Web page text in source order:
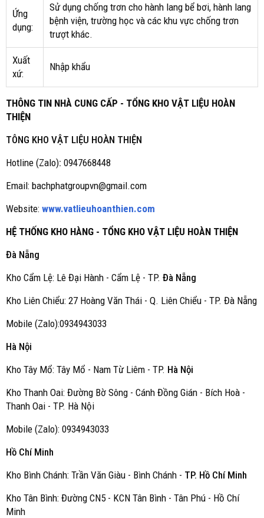
Ứng
dụng:
Sử dụng chống trơn cho hành lang bể bơi, hành lang
bệnh viện, trường học và các khu vực chống trơn
trượt khác.
Xuất
xứ:
Nhập khẩu
THÔNG TIN NHÀ CUNG CẤP - TỔNG KHO VẬT LIỆU HOÀN
THIỆN
TÔNG KHO VẬT LIỆU HOÀN THIỆN
Hotline (Zalo): 0947668448
Email: bachphatgroupvn@gmail.com
Website: www.vatlieuhoanthien.com
HỆ THỐNG KHO HÀNG - TỔNG KHO VẬT LIỆU HOÀN THIỆN
Đà Nẵng
Kho Cẩm Lệ: Lê Đại Hành - Cẩm Lệ - TP. Đà Nẵng
Kho Liên Chiểu: 27 Hoàng Văn Thái - Q. Liên Chiểu - TP. Đà Nẵng
Mobile (Zalo):0934943033
Hà Nội
Kho Tây Mổ: Tây Mổ - Nam Từ Liêm - TP. Hà Nội
Kho Thanh Oai: Đường Bờ Sông - Cánh Đồng Gián - Bích Hoà -
Thanh Oai - TP. Hà Nội
Mobile (Zalo): 0934943033
Hồ Chí Minh
Kho Bình Chánh: Trần Văn Giàu - Bình Chánh - TP. Hồ Chí Minh
Kho Tân Bình: Đường CN5 - KCN Tân Bình - Tân Phú - Hồ Chí
Minh